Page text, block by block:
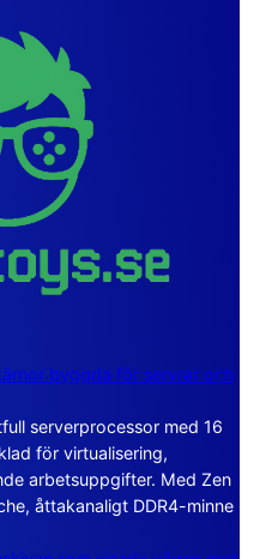
byggda för servrar och
serverprocessor med 16
för virtualisering,
arbetsuppgifter. Med Zen
åttakanaligt DDR4-minne